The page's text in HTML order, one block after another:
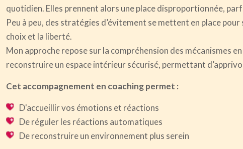
quotidien. Elles prennent alors une place disproportionnée,
Peu à peu, des stratégies d’évitement se mettent en place
choix et la liberté.
Mon approche repose sur la compréhension des mécanismes
reconstruire un espace intérieur sécurisé, permettant
Cet accompagnement en coaching permet :
D'accueillir vos émotions et réactions
De réguler les réactions automatiques
De reconstruire un environnement plus serein